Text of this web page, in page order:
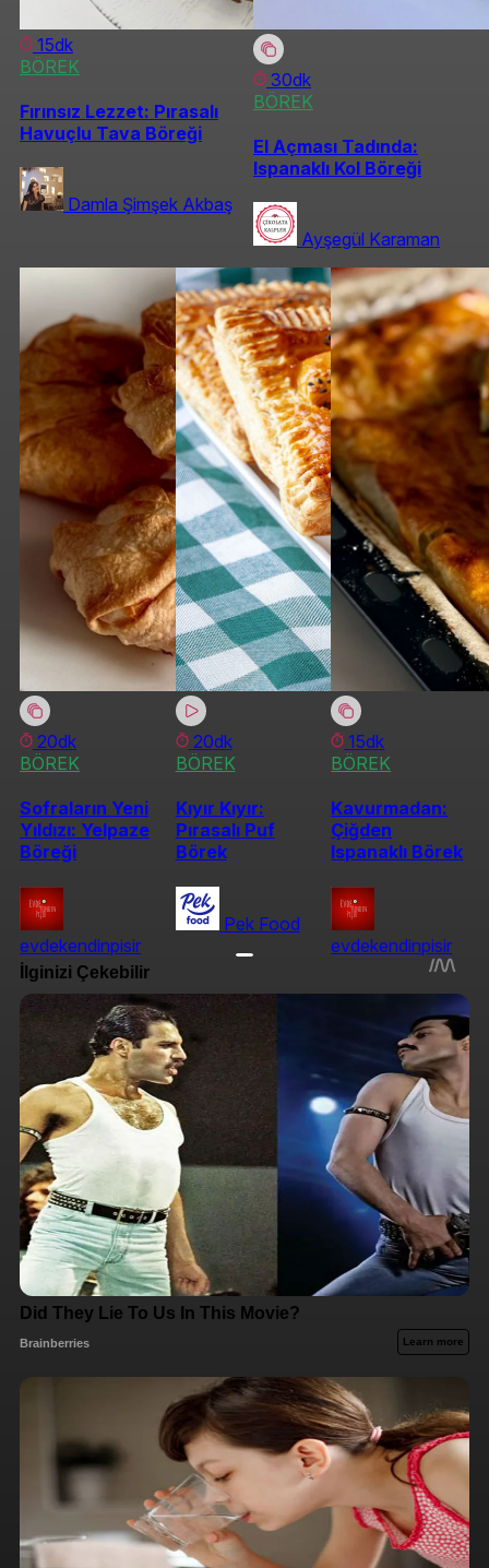
15dk
BÖREK
Fırınsız Lezzet: Pırasalı
Havuçlu Tava Böreği
Damla Şimşek Akbaş
30dk
BÖREK
El Açması Tadında:
Ispanaklı Kol Böreği
Ayşegül Karaman
20dk
BÖREK
Sofraların Yeni
Yıldızı: Yelpaze
Böreği
evdekendinpisir
20dk
BÖREK
Kıyır Kıyır:
Pırasalı Puf
Börek
Pek Food
15dk
BÖREK
Kavurmadan:
Çiğden
Ispanaklı Börek
evdekendinpisir